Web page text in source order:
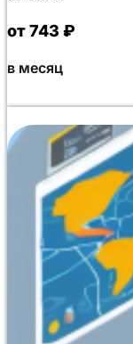
от 743 ₽
в месяц
Данный курс
выполняющих
состоянию
спецтехники,
тестирование
99%
итогам
Битрикс24,
электронной